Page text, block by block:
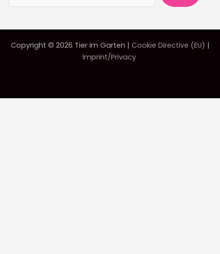
Copyright © 2026 Tier im Garten | Cookie Directive (EU) |
Imprint/Privacy